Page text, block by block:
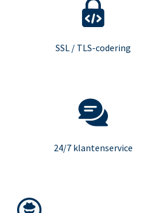
SSL / TLS-codering
24/7 klantenservice